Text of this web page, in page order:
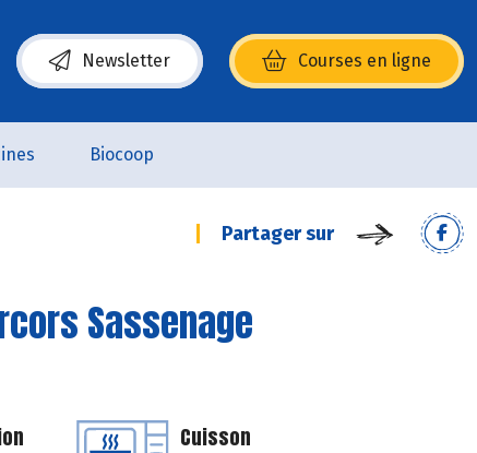
Newsletter Courses en ligne
(s’ouvre dans une nouvelle fenêtre)
Biocoop
Partager sur
Sassenage
Cuisson